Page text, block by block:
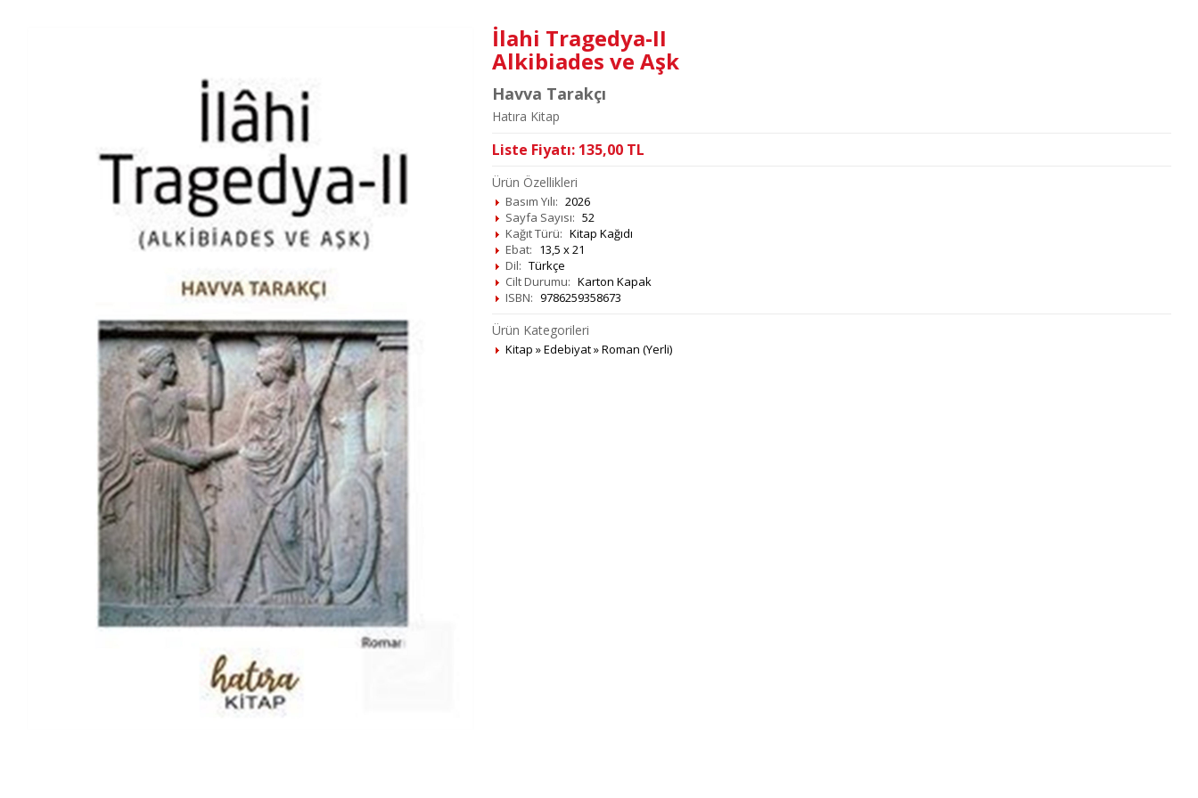
İlahi Tragedya-II
Alkibiades ve Aşk
Havva Tarakçı
Hatıra Kitap
Liste Fiyatı: 135,00TL
Ürün Özellikleri
Basım Yılı: 2026
Sayfa Sayısı: 52
Kağıt Türü: Kitap Kağıdı
Ebat: 13,5 x 21
Dil: Türkçe
Cilt Durumu: Karton Kapak
ISBN: 9786259358673
Ürün Kategorileri
Kitap »Edebiyat»Roman (Yerli)